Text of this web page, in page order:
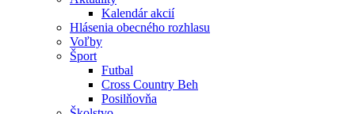
Kalendár akcií
Hlásenia obecného rozhlasu
Voľby
Šport
Futbal
Cross Country Beh
Posilňovňa